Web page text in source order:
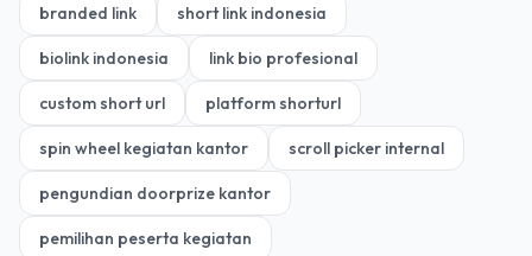
branded link short link indonesia
biolink indonesia link bio profesional
custom short url platform shorturl
spin wheel kegiatan kantor scroll picker internal
pengundian doorprize kantor
pemilihan peserta kegiatan